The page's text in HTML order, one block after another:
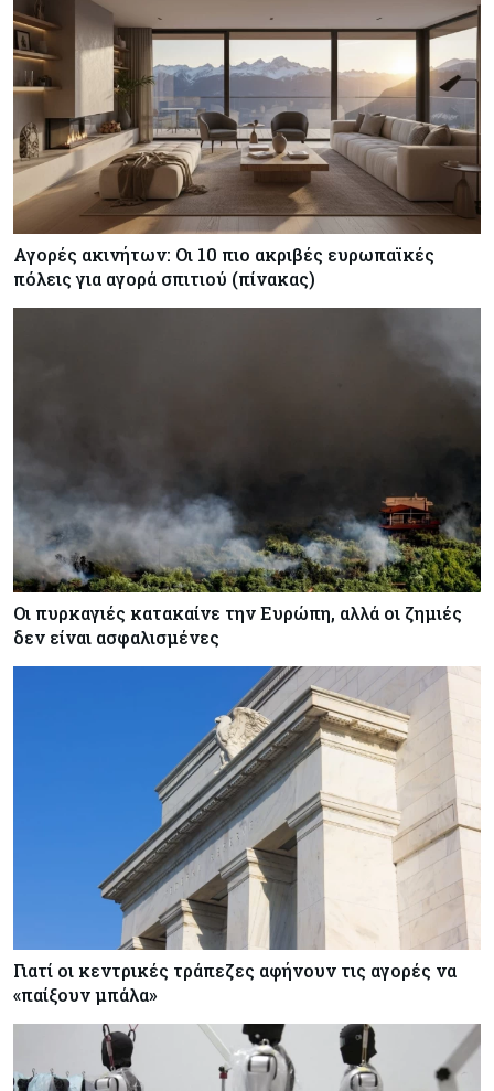
Αγορές ακινήτων: Οι 10 πιο ακριβές ευρωπαϊκές
πόλεις για αγορά σπιτιού (πίνακας)
Οι πυρκαγιές κατακαίνε την Ευρώπη, αλλά οι ζημιές
δεν είναι ασφαλισμένες
Γιατί οι κεντρικές τράπεζες αφήνουν τις αγορές να
«παίξουν μπάλα»